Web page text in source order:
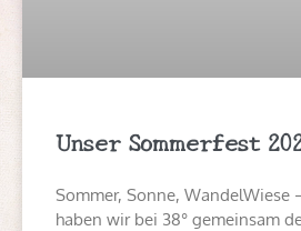
Unser Sommerfest
Sommer, Sonne, WandelWiese
haben wir bei 38° gemeinsam